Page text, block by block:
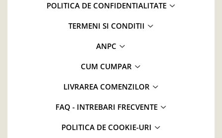
POLITICA DE CONFIDENTIALITATE
TERMENI SI CONDITII
ANPC
CUM CUMPAR
LIVRAREA COMENZILOR
FAQ - INTREBARI FRECVENTE
POLITICA DE COOKIE-URI